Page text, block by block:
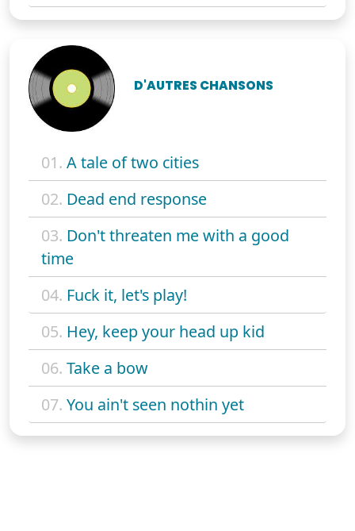
D'AUTRES CHANSONS
01. A tale of two cities
02. Dead end response
03. Don't threaten me with a good
time
04. Fuck it, let's play!
05. Hey, keep your head up kid
06. Take a bow
07. You ain't seen nothin yet